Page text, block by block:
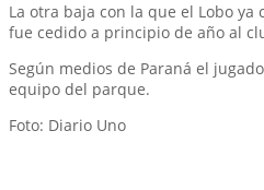
La otra baja con la que el Lobo
fue cedido a principio de año al
Según medios de Paraná el
equipo del parque.
Foto: Diario Uno